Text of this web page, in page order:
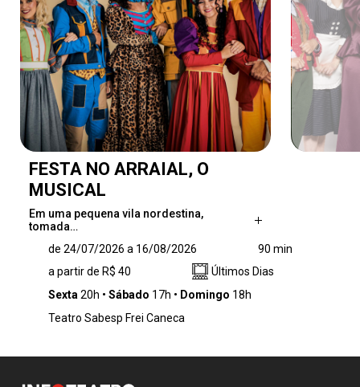
FESTA NO ARRAIAL, O
MUSICAL
Em uma pequena vila nordestina,
tomada…
magia das festas juninas, na noite mais
brilhante do ano, quando o céu se ilumina para
celebrar, nasce uma história de amor guiada
Lisandro são dois jovens apaixonados que
do arraial. Mas, quando algo inesperado surge
de 24/07/2026 a 16/08/2026
90 min
a partir de R$ 40
Últimos Dias
Sexta 20h Sábado 17h Domingo 18h
Teatro Sabesp Frei Caneca